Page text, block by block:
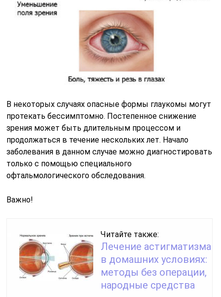
В некоторых случаях опасные формы глаукомы могут
протекать бессимптомно. Постепенное снижение
зрения может быть длительным процессом и
продолжаться в течение нескольких лет. Начало
заболевания в данном случае можно диагностировать
только с помощью специального
офтальмологического обследования.
Важно!
Читайте также:
Лечение астигматизма
в домашних условиях:
методы без операции,
народные средства